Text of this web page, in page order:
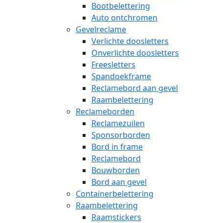
Bootbelettering
Auto ontchromen
Gevelreclame
Verlichte doosletters
Onverlichte doosletters
Freesletters
Spandoekframe
Reclamebord aan gevel
Raambelettering
Reclameborden
Reclamezuilen
Sponsorborden
Bord in frame
Reclamebord
Bouwborden
Bord aan gevel
Containerbelettering
Raambelettering
Raamstickers